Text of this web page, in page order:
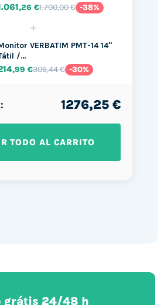
,26 €1.700,00 € -38%
+
VERBATIM PMT-14 14"
/…
,99 €306,44 € -30%
1276,25 €
TODO AL CARRITO
grátis 24/48 h